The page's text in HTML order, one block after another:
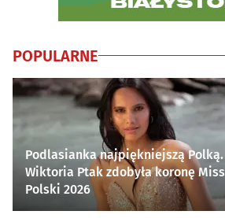
POPULARNE
Podlasianka najpiękniejszą Polką.
Wiktoria Ptak zdobyła koronę Miss
Polski 2026